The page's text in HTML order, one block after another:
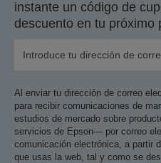
instante un código de
descuento en tu próximo
Al enviar tu dirección de correo
para recibir comunicaciones de
estudios de mercado sobre
servicios de Epson— por correo
comunicación electrónica, a partir
que usas la web, tal y como se